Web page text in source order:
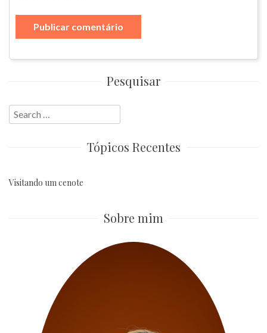
Pesquisar
Search
for:
Tópicos Recentes
Visitando um cenote
Sobre mim